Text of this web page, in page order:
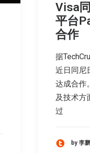
Visa
平台
合作
据
近日同尼
达成合作
及技术方
过
by 李